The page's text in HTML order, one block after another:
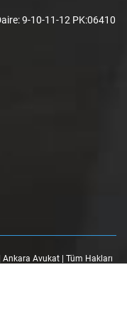
9-10-11-12 PK:06410
Avukat | Tüm Hakları